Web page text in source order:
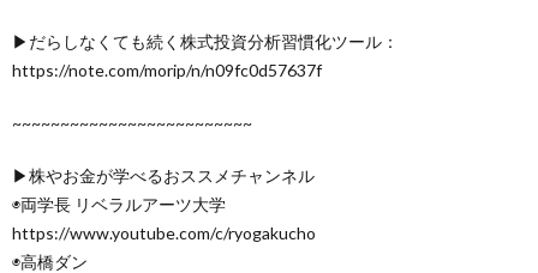
▶だらしなくても続く株式投資分析習慣化ツール：
https://note.com/morip/n/n09fc0d57637f
~~~~~~~~~~~~~~~~~~~~~~~~~
▶株やお金が学べるおススメチャンネル
◉両学長 リベラルアーツ大学
https://www.youtube.com/c/ryogakucho
◉高橋ダン